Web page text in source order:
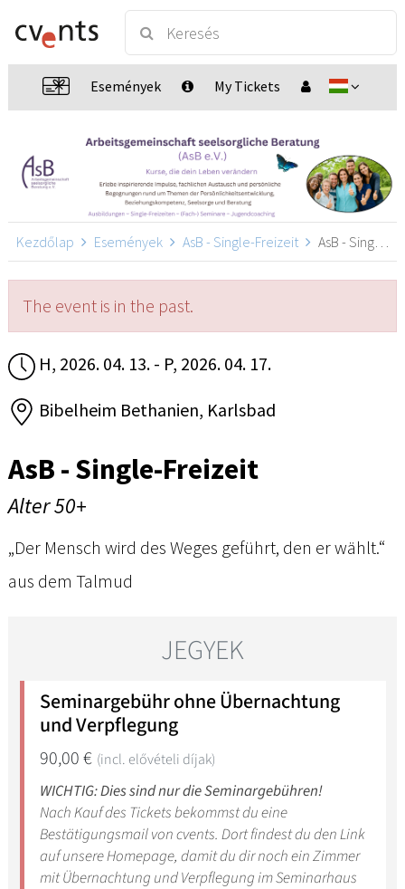
Események My Tickets
Kezdőlap Események AsB - Single-Freizeit AsB - Single-Freizeit, Karlsbad
The event is in the past.
H, 2026. 04. 13. - P, 2026. 04. 17.
Bibelheim Bethanien, Karlsbad
AsB - Single-Freizeit
Alter 50+
„Der Mensch wird des Weges geführt, den er wählt.“
aus dem Talmud